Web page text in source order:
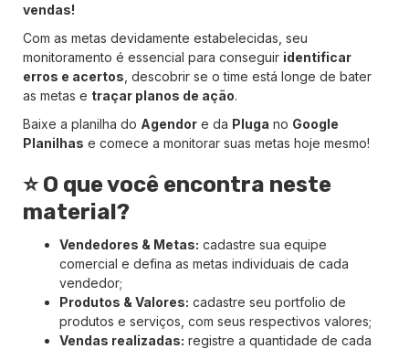
vendas!
Com as metas devidamente estabelecidas, seu
monitoramento é essencial para conseguir identificar
erros e acertos , descobrir se o time está longe de bater
as metas e traçar planos de ação.
Baixe a planilha do Agendor e da Pluga no Google
Planilhas e comece a monitorar suas metas hoje mesmo!
⭐ O que você encontra neste
material?
Vendedores & Metas: cadastre sua equipe
comercial e defina as metas individuais de cada
vendedor;
Produtos & Valores: cadastre seu portfolio de
produtos e serviços, com seus respectivos valores;
Vendas realizadas: registre a quantidade de cada